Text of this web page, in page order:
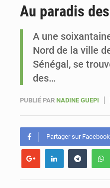
Au paradis
A une
Nord de la ville
Sénégal, se
des…
PUBLIÉ PAR NADINE GUEPI
Partager sur Facebook